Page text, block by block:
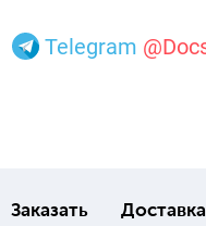
Telegram
Заказать